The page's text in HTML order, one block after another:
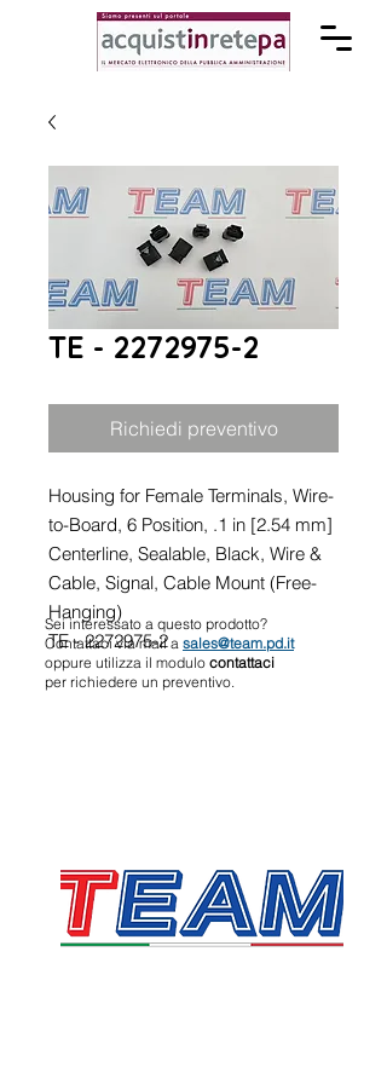
TE - 2272975-2
Richiedi preventivo
Housing for Female Terminals, Wire-
to-Board, 6 Position, .1 in [2.54 mm]
Centerline, Sealable, Black, Wire &
Cable, Signal, Cable Mount (Free-
Hanging)
TE - 2272975-2
Sei interessato a questo prodotto?
Contattaci via mail a sales@team.pd.it
oppure utilizza il modulo contattaci
per richiedere un preventivo.